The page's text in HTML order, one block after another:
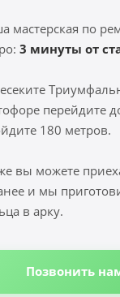
мастерская по
3 минуты от
перейдите
180 метров.
вы можете
и мы
в арку.
Позвонить